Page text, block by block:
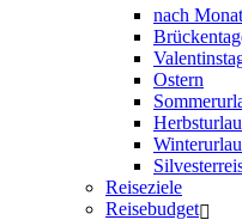
nach
Ostern
Reiseziele
Reisebudget